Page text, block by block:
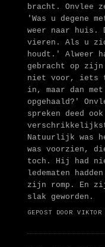
bracht. Onvlee
'Was u degene
weer naar huis.
vieren. Als u
houdt.' Alweer
gebracht op zijn
niet voor, iets
in, maar dan
opgehaald?'
spreken deed
Natuurlijk was
was voorzien,
toch. Hij had
ledematen
zijn romp. En
slak geworden.
GEPOST DOORVIKTOR